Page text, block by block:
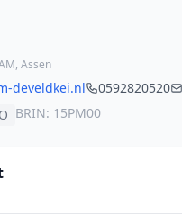
Assen
develdkei.nl 0592820520
BRIN: 15PM00